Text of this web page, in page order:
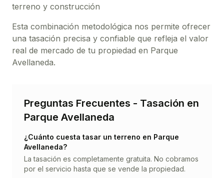
terreno y construcción
Esta combinación metodológica nos permite ofrecer
una tasación precisa y confiable que refleja el valor
real de mercado de tu propiedad en Parque
Avellaneda.
Preguntas Frecuentes - Tasación en
Parque Avellaneda
¿Cuánto cuesta tasar un terreno en Parque
Avellaneda?
La tasación es completamente gratuita. No cobramos
por el servicio hasta que se vende la propiedad.